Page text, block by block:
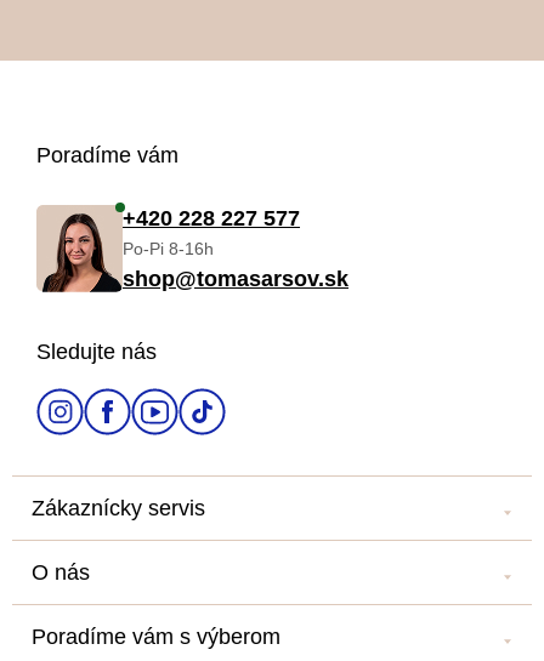
Poradíme vám
+420 228 227 577
Po-Pi 8-16h
shop@tomasarsov.sk
Sledujte nás
Zákaznícky servis
Doprava a platba
O nás
Poradíme vám s výberom